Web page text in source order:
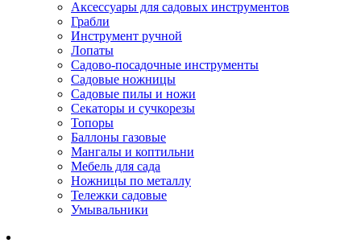
Пленка для печати
Пленка для ламинирования
Материалы для заправки
Чернила и заправки
Фотобарабаны
Оригинальные расходные материалы
Для лазерных устройств печати
Матричные картриджи
Опции
Струйные картриджи
Термопленки
Картриджи лазерные, тонер-картриджи
Лазерные оригинальные
Аксессуары для садовых инструментов
Грабли
Инструмент ручной
Лопаты
Садово-посадочные инструменты
Садовые ножницы
Садовые пилы и ножи
Секаторы и сучкорезы
Топоры
Баллоны газовые
Мангалы и коптильни
Мебель для сада
Ножницы по металлу
Тележки садовые
Умывальники